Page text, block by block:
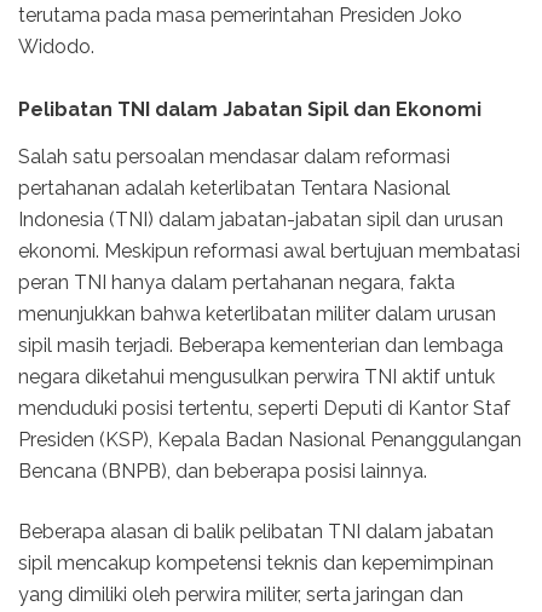
terutama pada masa pemerintahan Presiden Joko
Widodo.
Pelibatan TNI dalam Jabatan Sipil dan Ekonomi
Salah satu persoalan mendasar dalam reformasi
pertahanan adalah keterlibatan Tentara Nasional
Indonesia (TNI) dalam jabatan-jabatan sipil dan urusan
ekonomi. Meskipun reformasi awal bertujuan membatasi
peran TNI hanya dalam pertahanan negara, fakta
menunjukkan bahwa keterlibatan militer dalam urusan
sipil masih terjadi. Beberapa kementerian dan lembaga
negara diketahui mengusulkan perwira TNI aktif untuk
menduduki posisi tertentu, seperti Deputi di Kantor Staf
Presiden (KSP), Kepala Badan Nasional Penanggulangan
Bencana (BNPB), dan beberapa posisi lainnya.
Beberapa alasan di balik pelibatan TNI dalam jabatan
sipil mencakup kompetensi teknis dan kepemimpinan
yang dimiliki oleh perwira militer, serta jaringan dan